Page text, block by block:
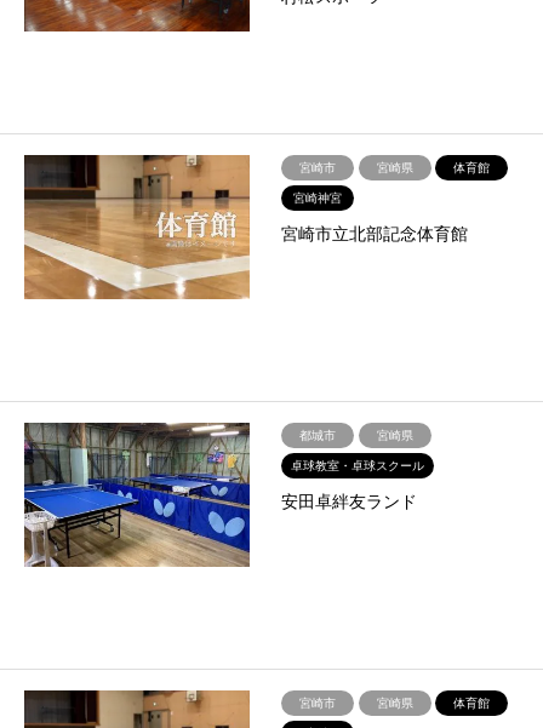
宮崎市 宮崎県
体育館
宮崎神宮
宮崎市立北部記念体育館
都城市
宮崎県
卓球教室・卓球スクール
安田卓絆友ランド
宮崎市 宮崎県
体育館